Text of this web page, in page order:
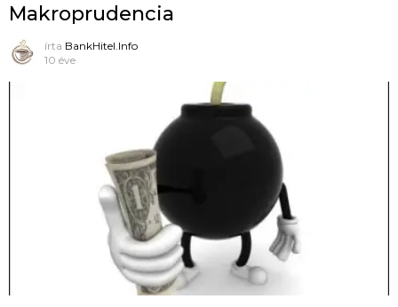
Makroprudencia
írta BankHitel.Info
10 éve